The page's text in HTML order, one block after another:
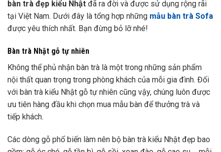
bàn trà đẹp kiểu Nhật đã ra đời và được sử dụng rộng rãi
tại Việt Nam. Dưới đây là tổng hợp những mẫu bàn trà Sofa
được yêu thích nhất. Bạn đừng bỏ lỡ nhé!
Bàn trà Nhật gỗ tự nhiên
Không thể phủ nhận bàn trà là một trong những sản phẩm
nội thất quan trọng trong phòng khách của mỗi gia đình. Đối
với bàn trà kiểu Nhật gỗ tự nhiên cũng vậy, chúng luôn được
ưu tiên hàng đầu khi chọn mua mẫu bàn để thưởng trà và
tiếp khách.
Các dòng gỗ phổ biến làm nên bộ bàn trà kiểu Nhật đẹp bao